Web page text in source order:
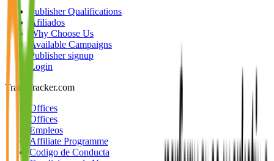
Publisher Qualifications
Afiliados
Why Choose Us
Available Campaigns
Publisher signup
Login
TradeTracker.com
Offices
Offices
Empleos
Affiliate Programme
Codigo de Conducta